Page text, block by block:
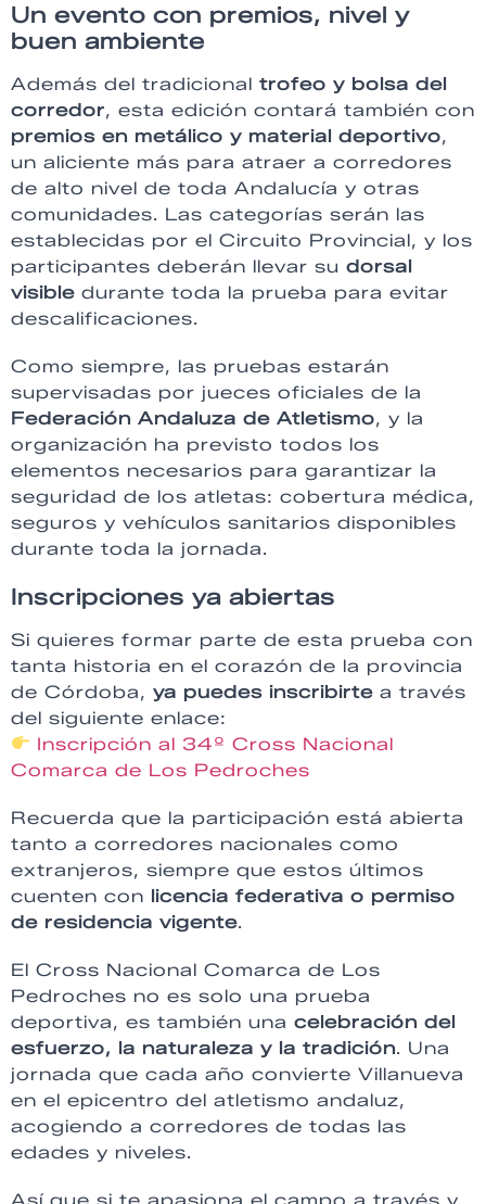
Un evento con premios, nivel y
buen ambiente
Además del tradicional trofeo y bolsa del
corredor, esta edición contará también con
premios en metálico y material deportivo,
un aliciente más para atraer a corredores
de alto nivel de toda Andalucía y otras
comunidades. Las categorías serán las
establecidas por el Circuito Provincial, y los
participantes deberán llevar su dorsal
visible durante toda la prueba para evitar
descalificaciones.
Como siempre, las pruebas estarán
supervisadas por jueces oficiales de la
Federación Andaluza de Atletismo, y la
organización ha previsto todos los
elementos necesarios para garantizar la
seguridad de los atletas: cobertura médica,
seguros y vehículos sanitarios disponibles
durante toda la jornada.
Inscripciones ya abiertas
Si quieres formar parte de esta prueba con
tanta historia en el corazón de la provincia
de Córdoba, ya puedes inscribirte a través
del siguiente enlace:
Inscripción al 34º Cross Nacional
Comarca de Los Pedroches
Recuerda que la participación está abierta
tanto a corredores nacionales como
extranjeros, siempre que estos últimos
cuenten con licencia federativa o permiso
de residencia vigente.
El Cross Nacional Comarca de Los
Pedroches no es solo una prueba
deportiva, es también una celebración del
esfuerzo, la naturaleza y la tradición. Una
jornada que cada año convierte Villanueva
en el epicentro del atletismo andaluz,
acogiendo a corredores de todas las
edades y niveles.